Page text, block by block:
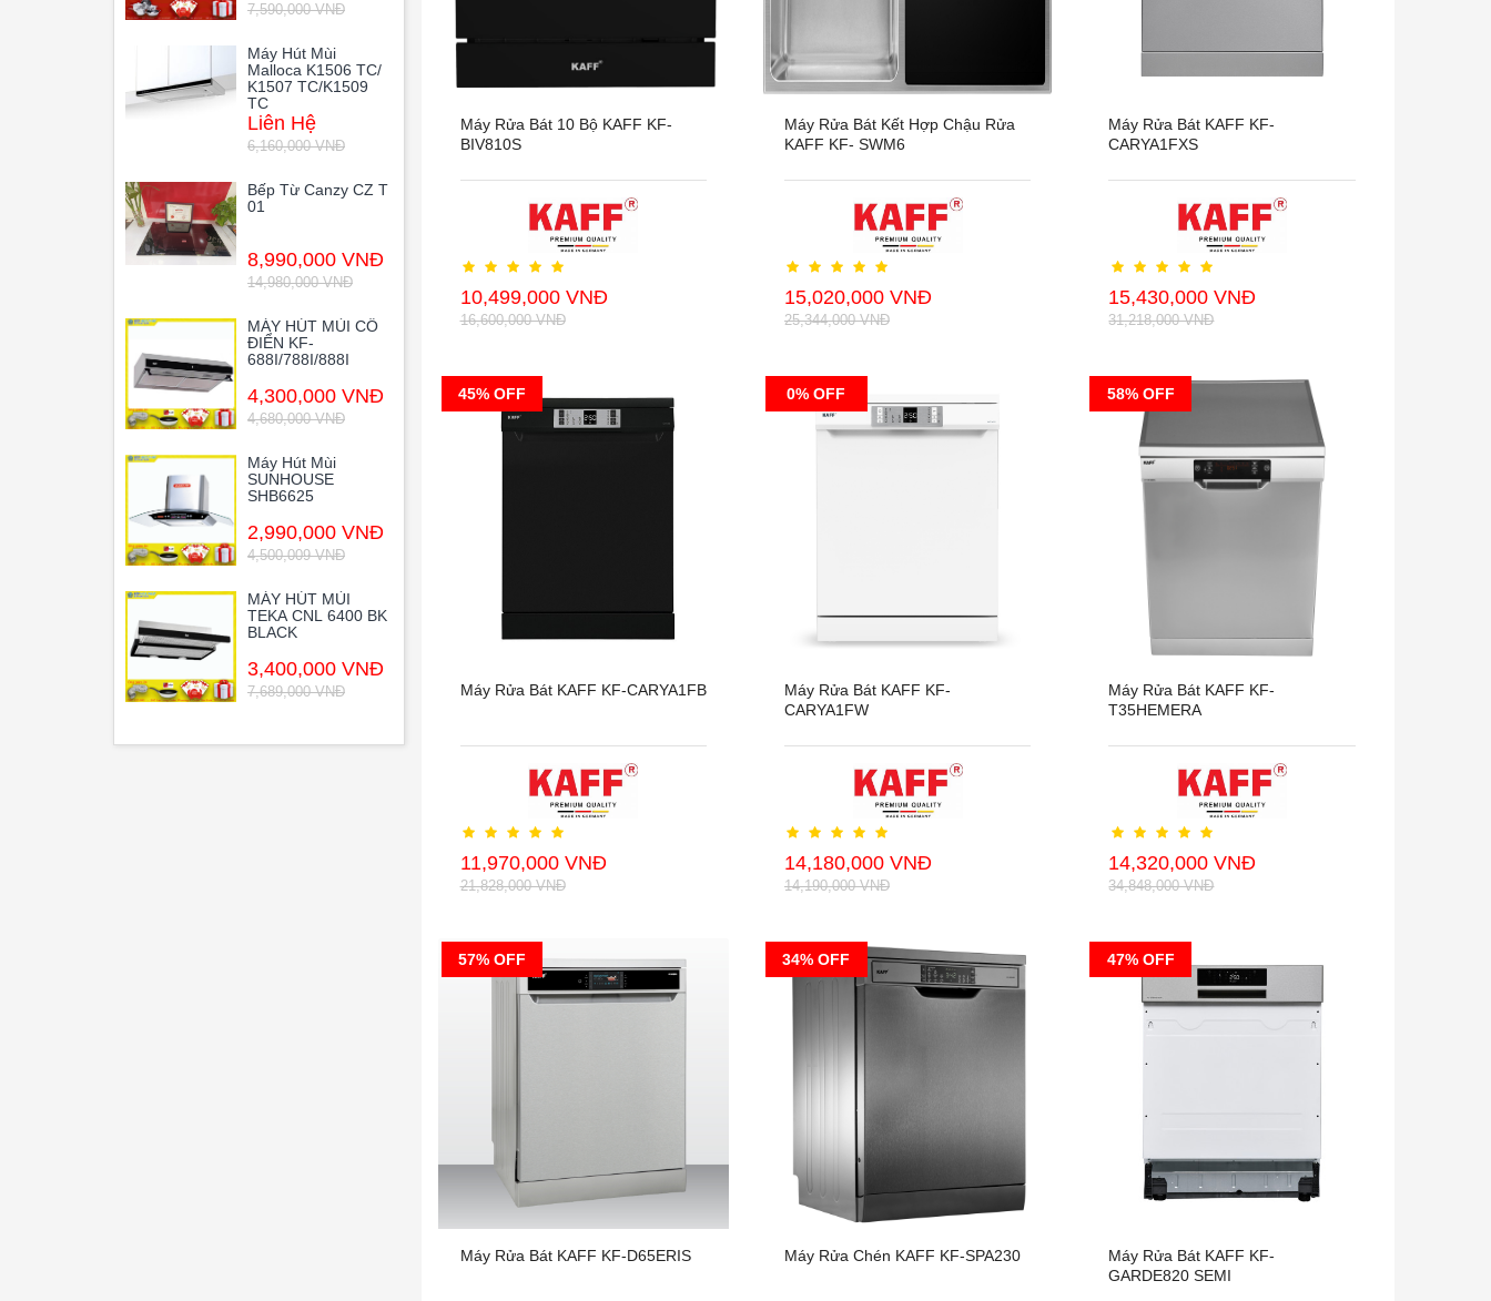
7,590,000 VNĐ
Máy Hút Mùi
Malloca K1506 TC/
K1507 TC/K1509
TC
Liên Hệ
6,160,000 VNĐ
Bếp Từ Canzy CZ T
01
8,990,000 VNĐ
14,980,000 VNĐ
MÁY HÚT MÙI CỔ
ĐIỂN KF-
688I/788I/888I
4,300,000 VNĐ
4,680,000 VNĐ
Máy Hút Mùi
SUNHOUSE
SHB6625
2,990,000 VNĐ
4,500,009 VNĐ
MÁY HÚT MÙI
TEKA CNL 6400 BK
BLACK
3,400,000 VNĐ
7,689,000 VNĐ
Máy Rửa Bát 10 Bộ KAFF KF-
BIV810S
10,499,000 VNĐ
16,600,000 VNĐ
Máy Rửa Bát Kết Hợp Chậu Rửa
KAFF KF- SWM6
15,020,000 VNĐ
25,344,000 VNĐ
Máy Rửa Bát KAFF KF-
CARYA1FXS
15,430,000 VNĐ
31,218,000 VNĐ
45% OFF
Máy Rửa Bát KAFF KF-CARYA1FB
11,970,000 VNĐ
21,828,000 VNĐ
0% OFF
Máy Rửa Bát KAFF KF-
CARYA1FW
14,180,000 VNĐ
14,190,000 VNĐ
58% OFF
Máy Rửa Bát KAFF KF-
T35HEMERA
14,320,000 VNĐ
34,848,000 VNĐ
57% OFF
Máy Rửa Bát KAFF KF-D65ERIS
34% OFF
Máy Rửa Chén KAFF KF-SPA230
47% OFF
Máy Rửa Bát KAFF KF-
GARDE820 SEMI